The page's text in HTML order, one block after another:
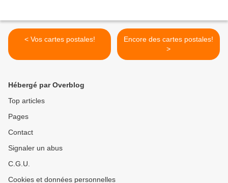
< Vos cartes postales!
Encore des cartes postales!
>
Hébergé par Overblog
Top articles
Pages
Contact
Signaler un abus
C.G.U.
Cookies et données personnelles